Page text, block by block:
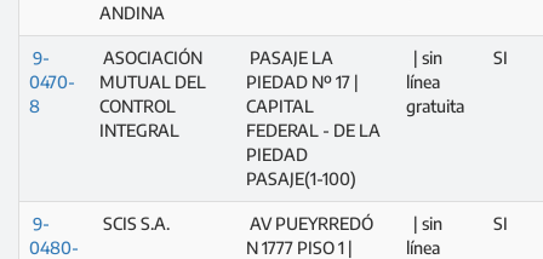
ANDINA
9-
0470-
8
ASOCIACIÓN
MUTUAL DEL
CONTROL
INTEGRAL
PASAJE LA
PIEDAD Nº 17 |
CAPITAL
FEDERAL - DE LA
PIEDAD
PASAJE(1-100)
| sin
línea
gratuita
SI
9-
0480-
SCIS S.A.
AV PUEYRREDÓ
N 1777 PISO 1 |
| sin
línea
SI